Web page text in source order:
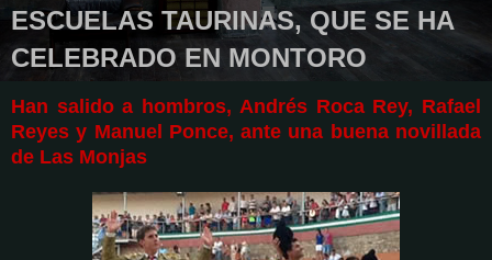
ESCUELAS TAURINAS, QUE SE HA
CELEBRADO EN MONTORO
Han salido a hombros, Andrés Roca Rey, Rafael
Reyes y Manuel Ponce, ante una buena novillada
de Las Monjas